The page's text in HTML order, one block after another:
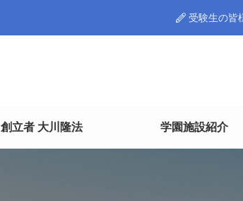
受験生の皆
創立者 大川隆法 学園施設紹介